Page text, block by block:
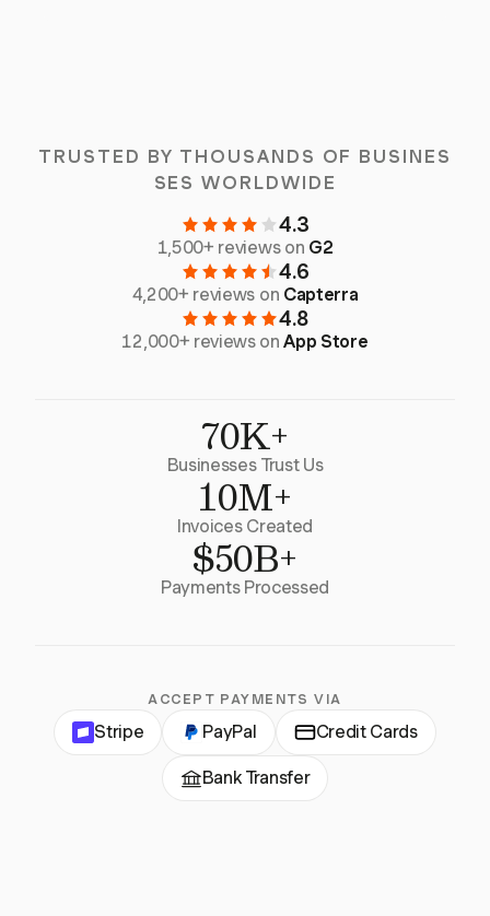
TRUSTED BY THOUSANDS OF BUSINES
SES WORLDWIDE
4.3
1,500+ reviews on G2
4.6
4,200+ reviews on Capterra
4.8
12,000+ reviews onApp Store
70K+
Businesses Trust Us
10M+
Invoices Created
$50B+
Payments Processed
ACCEPT PAYMENTS VIA
Stripe PayPal Credit Cards
Bank Transfer